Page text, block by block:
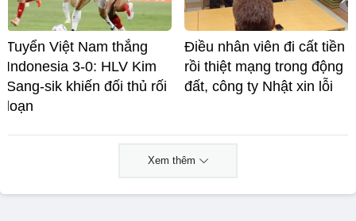
Tuyển Việt Nam thắng
Indonesia 3-0: HLV Kim
Sang-sik khiến đối thủ rối
loạn
Điều nhân viên đi cất tiền
rồi thiệt mạng trong động
đất, công ty Nhật xin lỗi
Xem thêm